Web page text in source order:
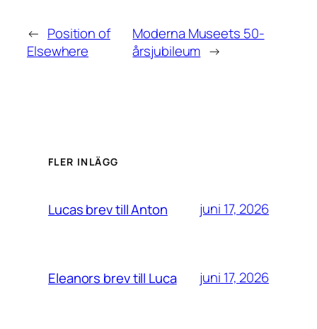
← Position of
Elsewhere
Moderna Museets 50-
årsjubileum →
FLER INLÄGG
Lucas brev till Anton juni 17, 2026
Eleanors brev till Luca juni 17, 2026